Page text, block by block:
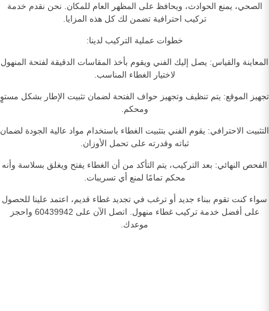
الصحي، يمنع الحوادث، ويحافظ على المظهر العام للمكان. نحن نقدم خدمة
تركيب احترافية تضمن لك كل هذه المزايا.
خطوات عملية التركيب لدينا:
المعاينة والقياس: يصل إليك الفني ويقوم بأخذ المقاسات الدقيقة لفتحة المنهول
لاختيار الغطاء المناسب.
تجهيز الموقع: يتم تنظيف وتجهيز حواف الفتحة لضمان تثبيت الإطار بشكل مستوٍ
ومحكم.
التثبيت الاحترافي: يقوم الفني بتثبيت الغطاء باستخدام مواد عالية الجودة لضمان
ثباته وقدرته على تحمل الأوزان.
الفحص النهائي: بعد التركيب، يتم التأكد من أن الغطاء يفتح ويغلق بسلاسة وأنه
محكم تمامًا لمنع أي تسريبات.
سواء كنت تقوم ببناء جديد أو ترغب في تجديد غطاء قديم، اعتمد علينا للحصول
على أفضل خدمة تركيب غطاء منهول. اتصل الآن على 60439942 واحجز
موعدك.